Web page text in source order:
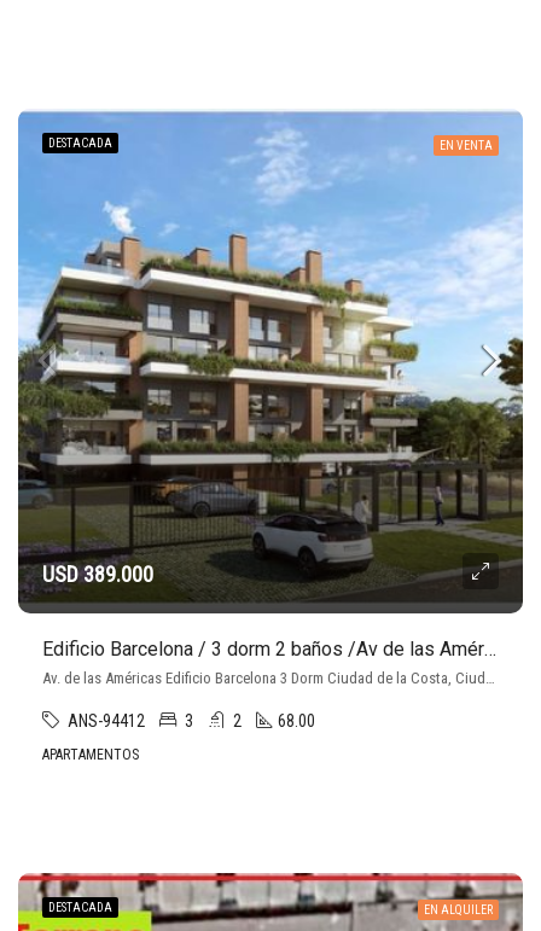
DESTACADA EN VENTA
USD 389.000
Edificio Barcelona / 3 dorm 2 baños /Av de las Américas /Ciudad de la Costa
Av. de las Américas Edificio Barcelona 3 Dorm Ciudad de la Costa, Ciudad de la costa, Ciudad de la Costa
ANS-94412 3 2 68.00
APARTAMENTOS
DESTACADA EN ALQUILER